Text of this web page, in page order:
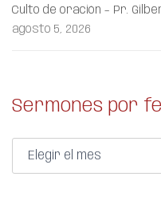
Culto de oración – Pr.
agosto 5, 2026
Sermones por